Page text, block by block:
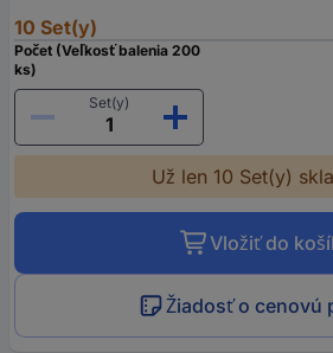
10 Set(y)
Počet (Veľkosť balenia 200
ks)
Set(y)
Už len 10 Set(y)
Vložiť do
Žiadosť o cenovú